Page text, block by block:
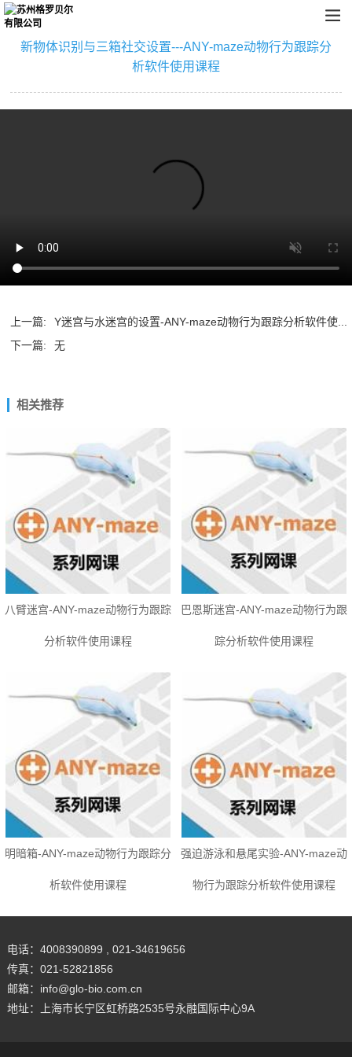
新物体识别与三箱社交设置---ANY-maze动物行为跟踪分
析软件使用课程
上一篇:
Y迷宫与水迷宫的设置-ANY-maze动物行为跟踪分析软件使...
下一篇:
无
相关推荐
八臂迷宫-ANY-maze动物行为跟踪
分析软件使用课程
巴恩斯迷宫-ANY-maze动物行为跟
踪分析软件使用课程
明暗箱-ANY-maze动物行为跟踪分
析软件使用课程
强迫游泳和悬尾实验-ANY-maze动
物行为跟踪分析软件使用课程
电话：4008390899 , 021-34619656
传真：021-52821856
邮箱：info@glo-bio.com.cn
地址：上海市长宁区虹桥路2535号永融国际中心9A